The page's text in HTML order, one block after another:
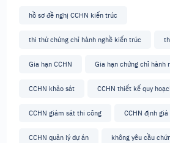
hồ sơ đề nghị CCHN kiến trúc
thi thử chứng chỉ hành nghề kiến trúc
Gia hạn CCHN Gia hạn chứng chỉ hành
CCHN khảo sát CCHN thiết kế quy
CCHN giám sát thi công CCHN định giá
CCHN quản lý dự án không yêu cầu